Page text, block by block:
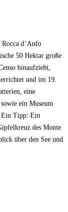
d´Anfo
50 Hektar große
hinaufzieht,
und im 19.
eine
ein Museum
Ein Tipp: Ein
des Monte
über den See und